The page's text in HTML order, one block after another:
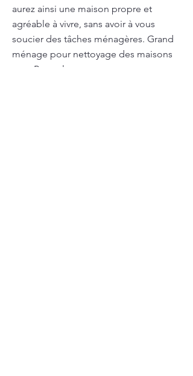
aurez ainsi une maison propre et
agréable à vivre, sans avoir à vous
soucier des tâches ménagères. Grand
ménage pour nettoyage des maisons
avec Pomerleau : pour un nettoyage en